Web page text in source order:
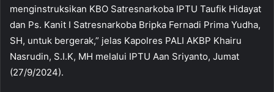
menginstruksikan KBO Satresnarkoba IPTU Taufik Hidayat
dan Ps. Kanit I Satresnarkoba Bripka Fernadi Prima Yudha,
SH, untuk bergerak,” jelas Kapolres PALI AKBP Khairu
Nasrudin, S.I.K, MH melalui IPTU Aan Sriyanto, Jumat
(27/9/2024).